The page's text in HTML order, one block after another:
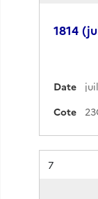
1814
Date
Cote
Résultat n°
7